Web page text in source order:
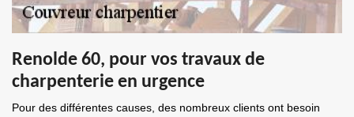
Renolde 60, pour vos travaux de
charpenterie en urgence
Pour des différentes causes, des nombreux clients ont besoin